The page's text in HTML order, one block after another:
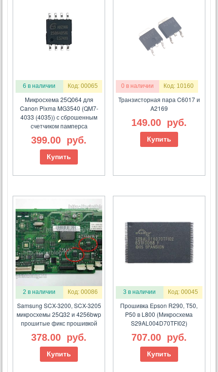
6 в наличии Код: 00065
Микросхема 25Q064 для
Canon Pixma MG3540 (QM7-
4033 (4035)) с сброшенным
счетчиком памперса
399.00 руб.
Купить
0 в наличии Код: 10160
Транзисторная пара C6017 и
A2169
149.00 руб.
Купить
2 в наличии Код: 00086
Samsung SCX-3200, SCX-3205
микросхемы 25Q32 и 4256bwp
прошитые фикс прошивкой
378.00 руб.
Купить
3 в наличии Код: 00045
Прошивка Epson R290, T50,
P50 в L800 (Микросхема
S29AL004D70TFI02)
707.00 руб.
Купить